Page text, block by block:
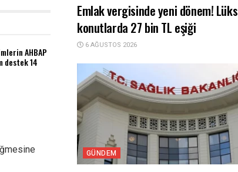
AHBAP
destek 14
Emlak vergisinde yeni dönem! Lüks
konutlarda 27 bin TL eşiği
6 AĞUSTOS 2026
GÜNDEM